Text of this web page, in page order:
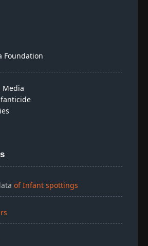
Foundation
Media
of Infant spottings